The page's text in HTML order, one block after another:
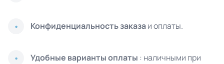
Конфиденциальность заказаи оплаты.
Удобные варианты оплаты : наличными при